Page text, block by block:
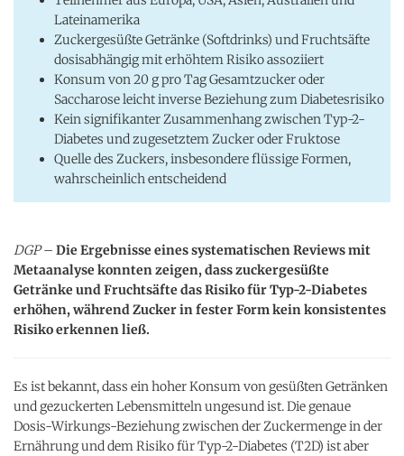
Lateinamerika
Zuckergesüßte Getränke (Softdrinks) und Fruchtsäfte
dosisabhängig mit erhöhtem Risiko assoziiert
Konsum von 20 g pro Tag Gesamtzucker oder
Saccharose leicht inverse Beziehung zum Diabetesrisiko
Kein signifikanter Zusammenhang zwischen Typ-2-
Diabetes und zugesetztem Zucker oder Fruktose
Quelle des Zuckers, insbesondere flüssige Formen,
wahrscheinlich entscheidend
DGP– Die Ergebnisse eines systematischen Reviews mit
Metaanalyse konnten zeigen, dass zuckergesüßte
Getränke und Fruchtsäfte das Risiko für Typ-2-Diabetes
erhöhen, während Zucker in fester Form kein konsistentes
Risiko erkennen ließ.
Es ist bekannt, dass ein hoher Konsum von gesüßten Getränken
und gezuckerten Lebensmitteln ungesund ist. Die genaue
Dosis-Wirkungs-Beziehung zwischen der Zuckermenge in der
Ernährung und dem Risiko für Typ-2-Diabetes (T2D) ist aber